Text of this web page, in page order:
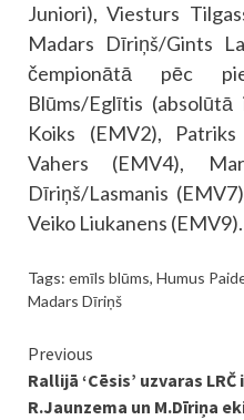
Juniori), Viesturs
Madars Dīriņš/Gints
čempionātā pēc
Blūms/Eglītis
Koiks (EMV2),
Vahers (EMV4),
Dīriņš/Lasmanis
Veiko Liukanens (EMV9).
Tags: emīls blūms, Humus
Madars Dīriņš
Continue
Reading
Previous
Rallijā ‘Cēsis’ uzvaras
R.Jaunzema un M.Dīriņa